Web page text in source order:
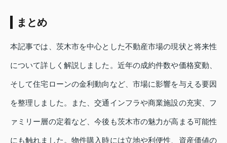
まとめ
本記事では、茨木市を中心とした不動産市場の現状と将来性
について詳しく解説しました。近年の成約件数や価格変動、
そして住宅ローンの金利動向など、市場に影響を与える要因
を整理しました。また、交通インフラや商業施設の充実、フ
ァミリー層の定着など、今後も茨木市の魅力が高まる可能性
にも触れました。物件購入時には立地や利便性、資産価値の